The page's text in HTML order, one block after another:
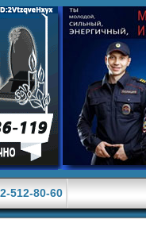
512-80-60